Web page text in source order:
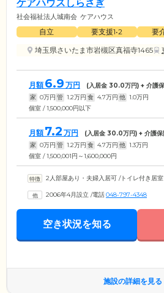
ケアハウスしらさぎ
社会福祉法人城南会 ケアハウス
自立 要支援1•2 要
埼玉県さいたま市岩槻区真福寺1465
月額 6.9 万円 (入居金 30.0万円) + 介護
家 0万円 管 1.2万円 食 4.7万円 他 1.0万円
個室 / 1,500,000円以下
月額 7.2 万円 (入居金 30.0万円) + 介護
家 0万円 管 1.2万円 食 4.7万円 他 1.3万円
個室 / 1,500,001円～1,600,000円
2人部屋あり・夫婦入居可 /トイレ付き居室
2006年4月設立 /電話048-797-4348
空き状況を知る
施設の詳細を見る